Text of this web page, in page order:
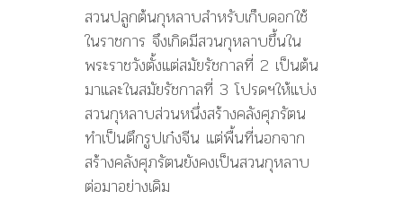
สวนปลูกต้นกุหลาบสำหรับเก็บดอกใช้
ในราชการ จึงเกิดมีสวนกุหลาบขึ้นใน
พระราชวังตั้งแต่สมัยรัชกาลที่ 2 เป็นต้น
มาและในสมัยรัชกาลที่ 3 โปรดฯให้แบ่ง
สวนกุหลาบส่วนหนึ่งสร้างคลังศุภรัตน
ทำเป็นตึกรูปเก๋งจีน แต่พื้นที่นอกจาก
สร้างคลังศุภรัตนยังคงเป็นสวนกุหลาบ
ต่อมาอย่างเดิม